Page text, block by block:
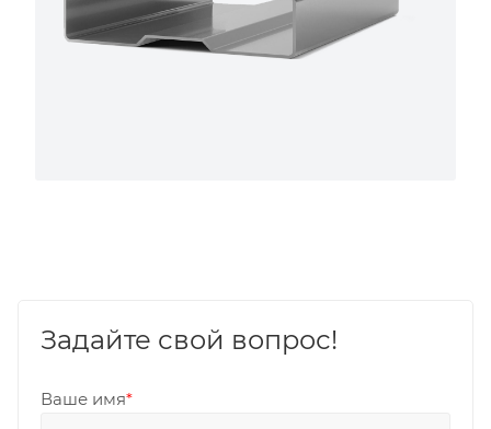
Задайте свой вопрос!
Ваше имя*